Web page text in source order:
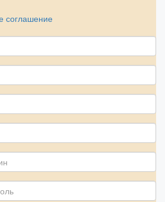
соглашение